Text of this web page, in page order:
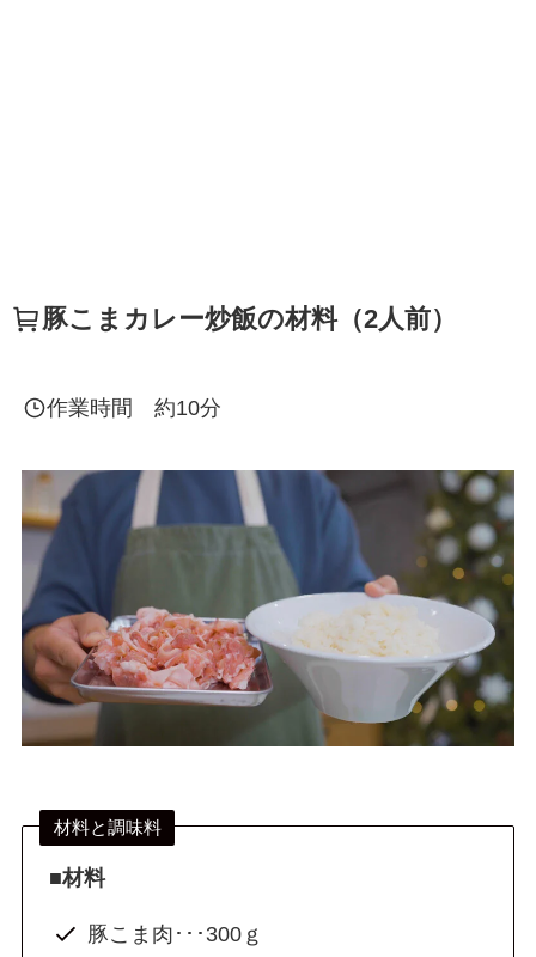
豚こまカレー炒飯の材料（2人前）
作業時間 約10分
材料と調味料
■材料
豚こま肉･･･300ｇ